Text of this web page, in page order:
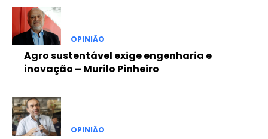
OPINIÃO
Agro sustentável exige engenharia e
inovação – Murilo Pinheiro
OPINIÃO